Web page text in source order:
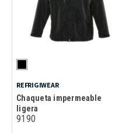
REFRIGIWEAR
Chaqueta impermeable
ligera
9190